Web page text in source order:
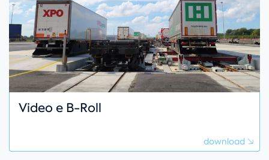
Video e B-Roll
download